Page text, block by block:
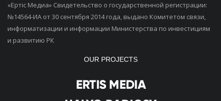
«Ертiс Медиа» Свидетельство о государственной регистрации:
№14564-ИА от 30 сентября 2014 года, выдано Комитетом связи,
информатизации и информации Министерства по инвестициям
и развитию РК
OUR PROJECTS